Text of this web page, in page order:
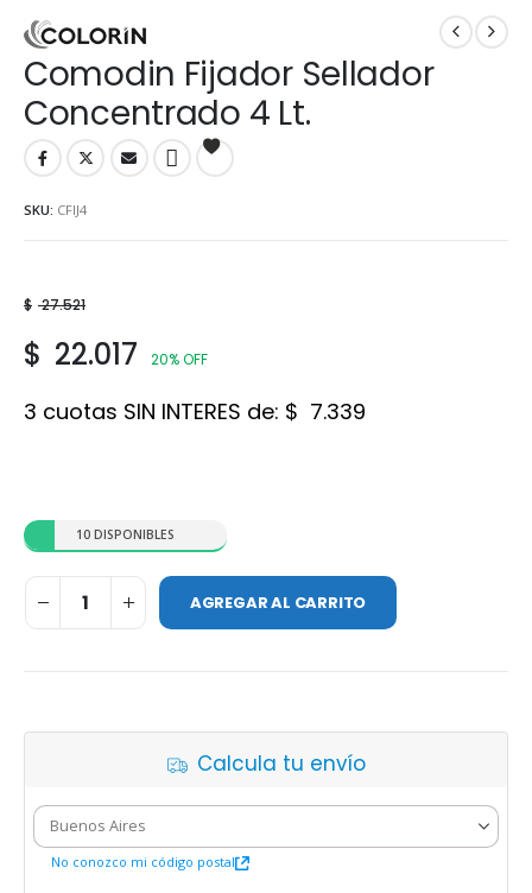
Comodin Fijador Sellador
Concentrado 4 Lt.
SKU: CFIJ4
$ 27.521
$ 22.017 20% OFF
3 cuotas SIN INTERES de: $ 7.339
10 DISPONIBLES
AGREGAR AL CARRITO
Calcula tu envío
No conozco mi código postal